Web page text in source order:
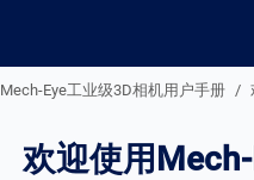
Mech-Eye工业级3D相机用户手册
欢迎使用